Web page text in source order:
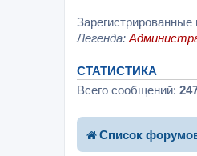
Зарегистрированные
Легенда:
СТАТИСТИКА
Всего сообщений:
Список